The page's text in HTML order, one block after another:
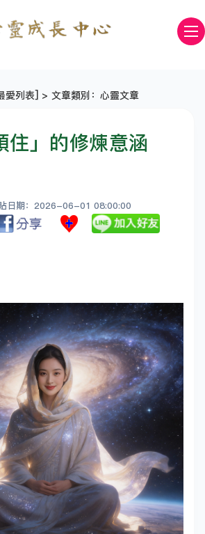
愛列表] > 文章類別：心靈文章
住」的修煉意涵
日期：2026-06-01 08:00:00